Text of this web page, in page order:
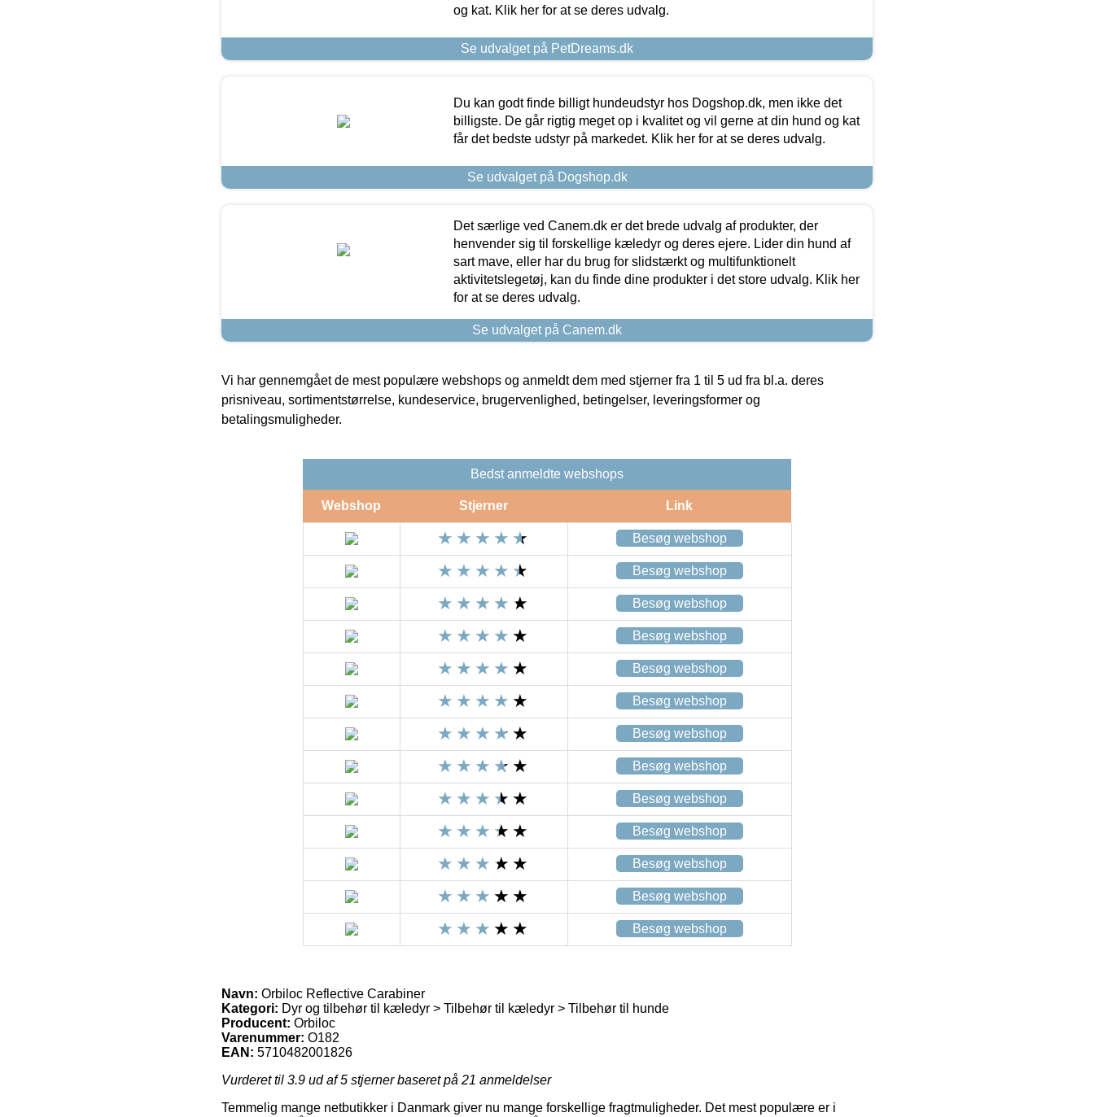
og kat. Klik her for at se deres udvalg.
Se udvalget på PetDreams.dk
Du kan godt finde billigt hundeudstyr hos Dogshop.dk, men ikke det
billigste. De går rigtig meget op i kvalitet og vil gerne at din hund og kat
får det bedste udstyr på markedet. Klik her for at se deres udvalg.
Se udvalget på Dogshop.dk
Det særlige ved Canem.dk er det brede udvalg af produkter, der
henvender sig til forskellige kæledyr og deres ejere. Lider din hund af
sart mave, eller har du brug for slidstærkt og multifunktionelt
aktivitetslegetøj, kan du finde dine produkter i det store udvalg. Klik her
for at se deres udvalg.
Se udvalget på Canem.dk
Vi har gennemgået de mest populære webshops og anmeldt dem med stjerner fra 1 til 5 ud fra bl.a. deres
prisniveau, sortimentstørrelse, kundeservice, brugervenlighed, betingelser, leveringsformer og
betalingsmuligheder.
Bedst anmeldte webshops
Webshop Stjerner Link
Besøg webshop
Besøg webshop
Besøg webshop
Besøg webshop
Besøg webshop
Besøg webshop
Besøg webshop
Besøg webshop
Besøg webshop
Besøg webshop
Besøg webshop
Besøg webshop
Besøg webshop
Navn: Orbiloc Reflective Carabiner
Kategori: Dyr og tilbehør til kæledyr > Tilbehør til kæledyr > Tilbehør til hunde
Producent: Orbiloc
Varenummer: O182
EAN: 5710482001826
Vurderet til 3.9 ud af 5 stjerner baseret på 21 anmeldelser
Temmelig mange netbutikker i Danmark giver nu mange forskellige fragtmuligheder. Det mest populære er i